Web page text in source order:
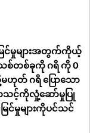
င်မှုများအတွက်ကိုယ့်
သစ်တစ်ခုကို ဂရိ ကို 0
တ် ဂရိ ပြောသော
သင့်ကိုလှုံ့ဆော်မှုပြု
င်မှုများကိုပင်သင်